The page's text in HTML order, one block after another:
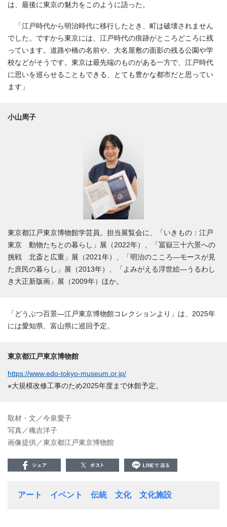
は、最後に東京の魅力をこのように語った。
「江戸時代から明治時代に移行したとき、町は破壊されません
でした。ですから東京には、江戸時代の痕跡がところどころに残
っています。道路や橋の名前や、大名屋敷の面影の残る公園や学
校などがそうです。東京は最先端のものがある一方で、江戸時代
に思いを巡らせることもできる、とても豊かな都市だと思ってい
ます」
小山周子
東京都江戸東京博物館学芸員。担当展覧会に、「いきもの：江戸
東京 動物たちとの暮らし」展（2022年）、「冨嶽三十六景への
挑戦 北斎と広重」展（2021年）、「明治のこころ―モースが見
た庶民の暮らし」展（2013年）、「よみがえる浮世絵―うるわし
き大正新版画」展（2009年）ほか。
「どうぶつ百景―江戸東京博物館コレクションより」は、2025年
には愛知県、富山県に巡回予定。
東京都江戸東京博物館
https://www.edo-tokyo-museum.or.jp/
※大規模改修工事のため2025年度まで休館予定。
取材・文／今泉愛子
写真／穐吉洋子
画像提供／東京都江戸東京博物館
アート イベント 伝統 文化 文化施設